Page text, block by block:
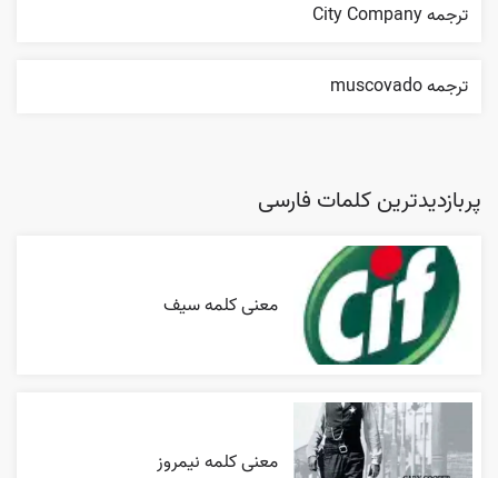
ترجمه City Company
ترجمه muscovado
پربازدیدترین کلمات فارسی
معنی کلمه سیف
معنی کلمه نیمروز